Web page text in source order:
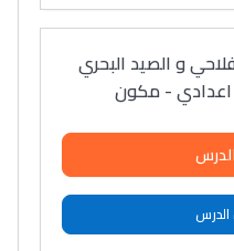
و الصيد البحري
اعدادي - مكون